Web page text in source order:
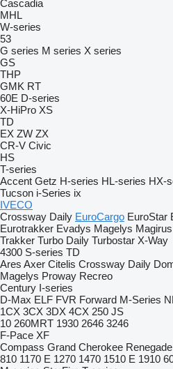
Cascadia
MHL
W-series
53
G series M series X series
GS
THP
GMK RT
60E D-series
X-HiPro XS
TD
EX ZW ZX
CR-V Civic
HS
T-series
Accent Getz H-series HL-series HX-
Tucson i-Series ix
IVECO
Crossway Daily EuroCargo EuroStar
Eurotrakker Evadys Magelys Magirus
Trakker Turbo Daily Turbostar X-Way
4300 S-series TD
Ares Axer Citelis Crossway Daily
Magelys Proway Recreo
Century I-series
D-Max ELF FVR Forward M-Series
1CX 3CX 3DX 4CX 250 JS
10 260MRT 1930 2646 3246
F-Pace XF
Compass Grand Cherokee Renegade
810 1170 E 1270 1470 1510 E 1910